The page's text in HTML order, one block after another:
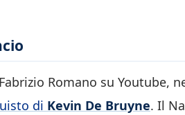
Romano su Youtube,
di Kevin De Bruyne. Il